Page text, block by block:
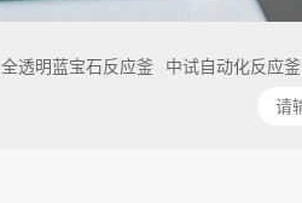
全透明蓝宝石反应釜 中试自动化反应釜